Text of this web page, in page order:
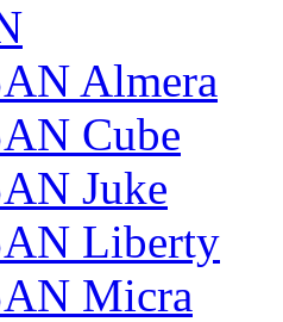
Almera
Cube
Juke
Liberty
Micra